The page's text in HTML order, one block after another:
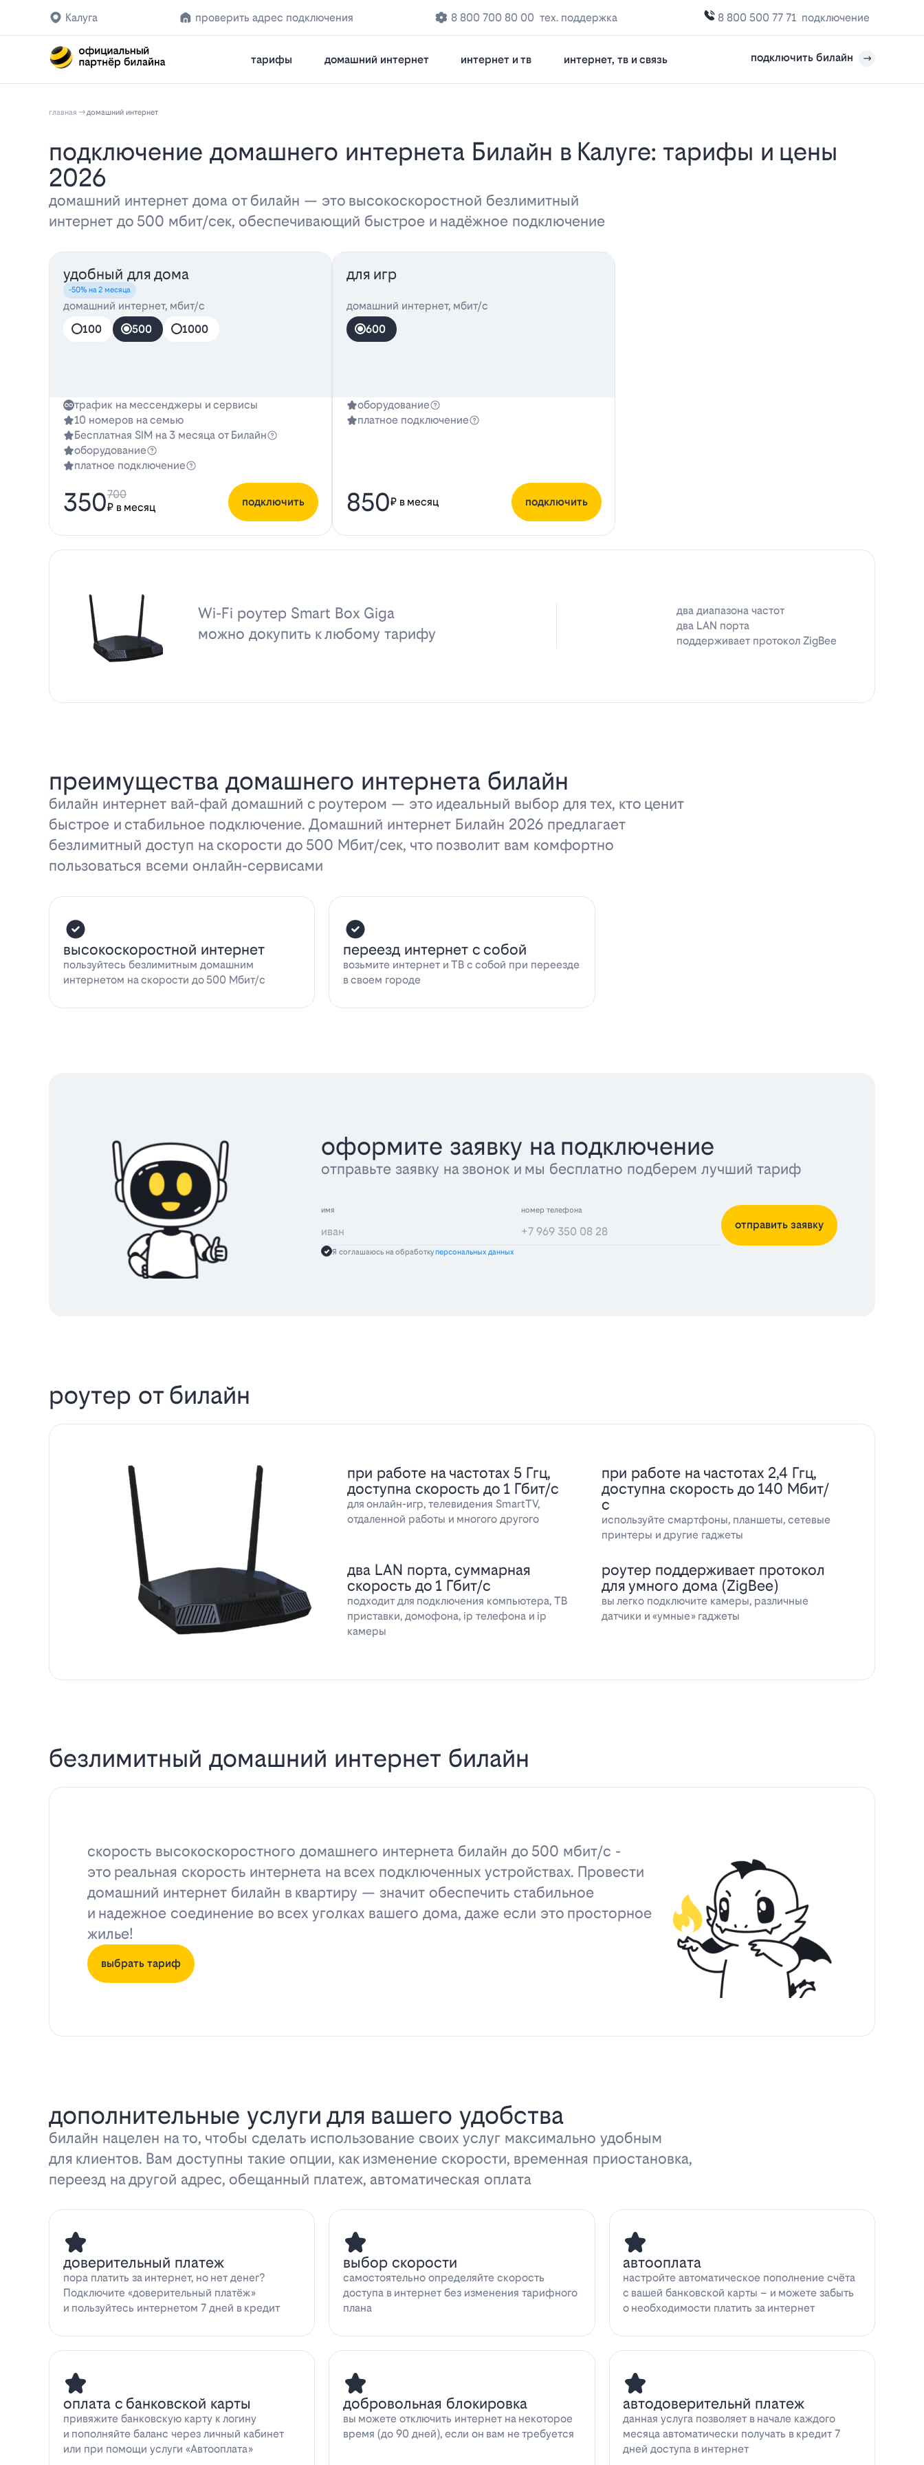
Калуга проверить адрес подключения 8 800 700 80 00 тех. поддержка 8 800 500 77 71 подключение
тарифы домашний интернет интернет и тв интернет, тв и связь подключить билайн
главная домашний интернет
Подключение домашнего интернета Билайн в Калуге: тарифы и цены
2026
домашний интернет дома от билайн — это высокоскоростной безлимитный
интернет до 500 мбит/сек, обеспечивающий быстрое и надёжное подключение
удобный для дома
-50% на 2 месяца
домашний интернет, мбит/с
100
500 1000
трафик на мессенджеры и сервисы
10 номеров на семью
Бесплатная SIM на 3 месяца от Билайн
оборудование
платное подключение
350₽ в месяц
700
подключить
для игр
домашний интернет, мбит/с
600
оборудование
платное подключение
850₽ в месяц подключить
Wi-Fi роутер Smart Box Giga
можно докупить к любому тарифу
два диапазона частот
два LAN порта
поддерживает протокол ZigBee
преимущества домашнего интернета билайн
билайн интернет вай-фай домашний с роутером — это идеальный выбор для тех, кто ценит
быстрое и стабильное подключение. Домашний интернет Билайн 2026 предлагает
безлимитный доступ на скорости до 500 Мбит/сек, что позволит вам комфортно
пользоваться всеми онлайн-сервисами
высокоскоростной интернет
пользуйтесь безлимитным домашним
интернетом на скорости до 500 Мбит/с
переезд интернет с собой
возьмите интернет и ТВ с собой при переезде
в своем городе
оформите заявку на подключение
отправьте заявку на звонок и мы бесплатно подберем лучший тариф
имя номер телефона
отправить заявку
Я соглашаюсь на обработкуперсональных данных
роутер от билайн
при работе на частотах 5 Ггц,
доступна скорость до 1 Гбит/с
для онлайн-игр, телевидения SmartTV,
отдаленной работы и многого другого
при работе на частотах 2,4 Ггц,
доступна скорость до 140 Мбит/
с
используйте смартфоны, планшеты, сетевые
принтеры и другие гаджеты
два LAN порта, суммарная
скорость до 1 Гбит/с
подходит для подключения компьютера, ТВ
приставки, домофона, ip телефона и ip
камеры
роутер поддерживает протокол
для умного дома (ZigBee)
вы легко подключите камеры, различные
датчики и «умные» гаджеты
безлимитный домашний интернет билайн
скорость высокоскоростного домашнего интернета билайн до 500 мбит/с -
это реальная скорость интернета на всех подключенных устройствах. Провести
домашний интернет билайн в квартиру — значит обеспечить стабильное
и надежное соединение во всех уголках вашего дома, даже если это просторное
жилье!
выбрать тариф
дополнительные услуги для вашего удобства
билайн нацелен на то, чтобы сделать использование своих услуг максимально удобным
для клиентов. Вам доступны такие опции, как изменение скорости, временная приостановка,
переезд на другой адрес, обещанный платеж, автоматическая оплата
доверительный платеж
пора платить за интернет, но нет денег?
Подключите «доверительный платёж»
и пользуйтесь интернетом 7 дней в кредит
выбор скорости
самостоятельно определяйте скорость
доступа в интернет без изменения тарифного
плана
автооплата
настройте автоматическое пополнение счёта
с вашей банковской карты – и можете забыть
о необходимости платить за интернет
оплата с банковской карты
привяжите банковскую карту к логину
и пополняйте баланс через личный кабинет
или при помощи услуги «Автооплата»
добровольная блокировка
вы можете отключить интернет на некоторое
время (до 90 дней), если он вам не требуется
автодоверительнй платеж
данная услуга позволяет в начале каждого
месяца автоматически получать в кредит 7
дней доступа в интернет